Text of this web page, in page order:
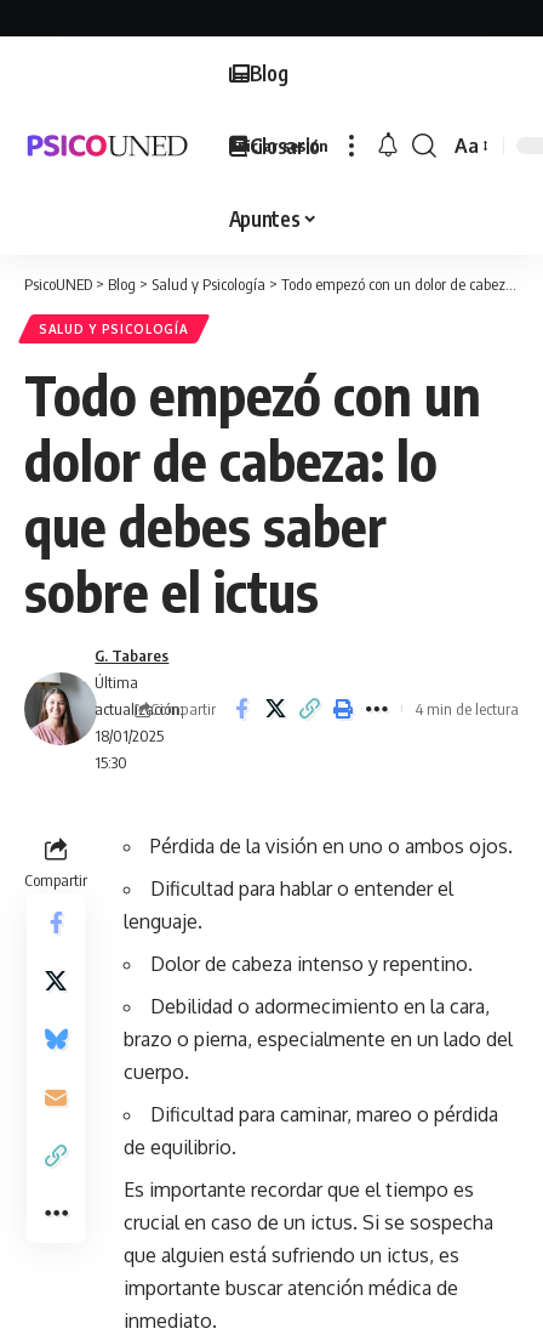
Blog
Glosario
Apuntes
Iniciar sesión
Font
Aa
PsicoUNED > Blog > Salud y Psicología > Todo empezó con un dolor de cabeza: lo que debes saber sobre el ictus
SALUD Y PSICOLOGÍA
Todo empezó con un
dolor de cabeza: lo
que debes saber
sobre el ictus
Última
actualización:
18/01/2025
15:30
G. Tabares
Compartir 4 min de lectura
Compartir
Pérdida de la visión en uno o ambos ojos.
Dificultad para hablar o entender el
lenguaje.
Dolor de cabeza intenso y repentino.
Debilidad o adormecimiento en la cara,
brazo o pierna, especialmente en un lado del
cuerpo.
Dificultad para caminar, mareo o pérdida
de equilibrio.
Es importante recordar que el tiempo es
crucial en caso de un ictus. Si se sospecha
que alguien está sufriendo un ictus, es
importante buscar atención médica de
inmediato.